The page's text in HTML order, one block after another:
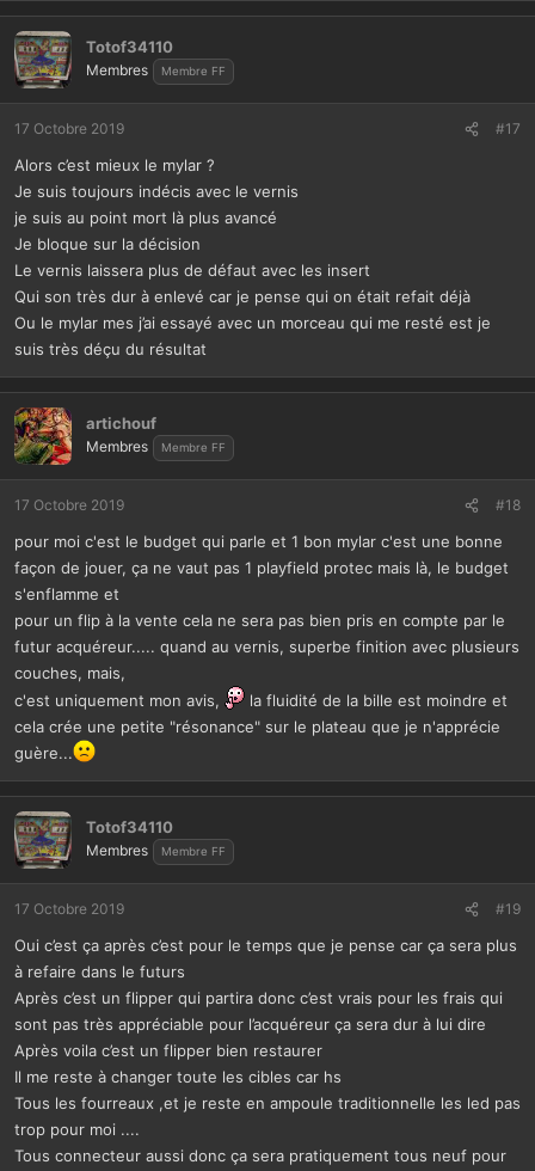
Totof34110
Membres Membre FF
17 Octobre 2019 #17
Alors c’est mieux le mylar ?
Je suis toujours indécis avec le vernis
je suis au point mort là plus avancé
Je bloque sur la décision
Le vernis laissera plus de défaut avec les insert
Qui son très dur à enlevé car je pense qui on était refait déjà
Ou le mylar mes j’ai essayé avec un morceau qui me resté est je
suis très déçu du résultat
artichouf
Membres Membre FF
17 Octobre 2019 #18
pour moi c'est le budget qui parle et 1 bon mylar c'est une bonne
façon de jouer, ça ne vaut pas 1 playfield protec mais là, le budget
s'enflamme et
pour un flip à la vente cela ne sera pas bien pris en compte par le
futur acquéreur..... quand au vernis, superbe finition avec plusieurs
couches, mais,
c'est uniquement mon avis,
la fluidité de la bille est moindre et
cela crée une petite "résonance" sur le plateau que je n'apprécie
guère...
Totof34110
Membres Membre FF
17 Octobre 2019 #19
Oui c’est ça après c’est pour le temps que je pense car ça sera plus
à refaire dans le futurs
Après c’est un flipper qui partira donc c’est vrais pour les frais qui
sont pas très appréciable pour l’acquéreur ça sera dur à lui dire
Après voila c’est un flipper bien restaurer
Il me reste à changer toute les cibles car hs
Tous les fourreaux ,et je reste en ampoule traditionnelle les led pas
trop pour moi ....
Tous connecteur aussi donc ça sera pratiquement tous neuf pour